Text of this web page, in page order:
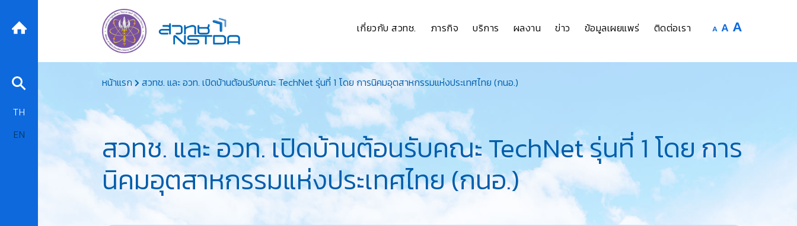
to
content
เกี่ยวกับ สวทช. ภารกิจ บริการ ผลงาน ข่าว ข้อมูลเผยแพร่ ติดต่อเรา A Decrease
A Reset
size.
A
size.
หน้าแรก สวทช. และ อวท. เปิดบ้านต้อนรับคณะ TechNet รุ่นที่ 1 โดย การนิคมอุตสาหกรรมแห่งประเทศไทย (กนอ.)
สวทช. และ อวท. เปิดบ้านต้อนรับคณะ TechNet รุ่นที่ 1 โดย การ
นิคมอุตสาหกรรมแห่งประเทศไทย (กนอ.)
TH
EN